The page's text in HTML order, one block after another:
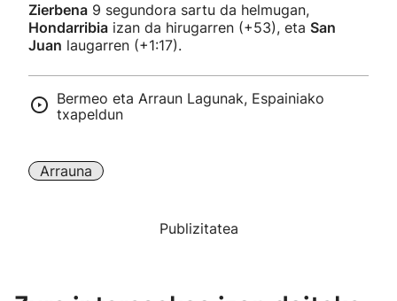
Zierbena 9 segundora sartu da helmugan,
Hondarribia izan da hirugarren (+53), eta San
Juan laugarren (+1:17).
Bermeo eta Arraun Lagunak, Espainiako
txapeldun
Arrauna
Publizitatea